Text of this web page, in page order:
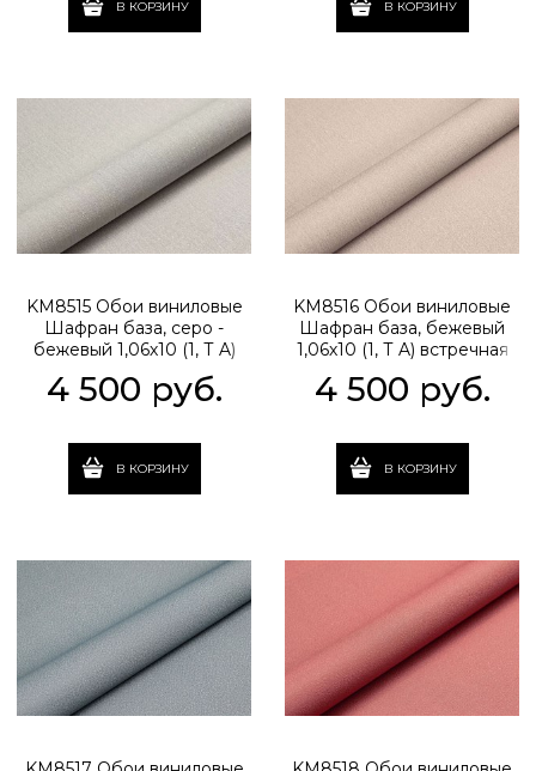
В КОРЗИНУ В КОРЗИНУ
KM8515 Обои виниловые
Шафран база, серо -
бежевый 1,06х10 (1, Т A)
встречная стыковка
4 500 руб.
В КОРЗИНУ
KM8516 Обои виниловые
Шафран база, бежевый
1,06х10 (1, Т A) встречная
4 500 руб.
В КОРЗИНУ